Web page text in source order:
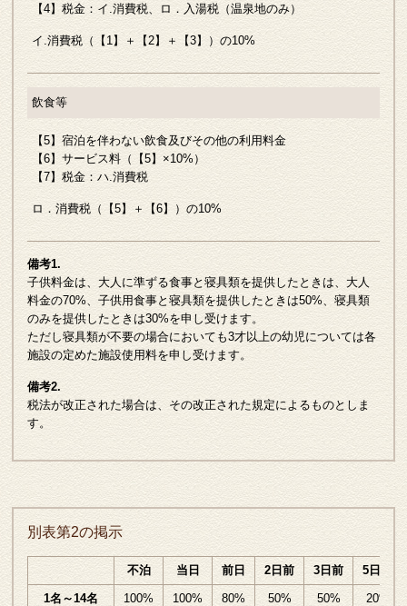
【4】税金：イ.消費税、ロ．入湯税（温泉地のみ）
イ.消費税（【1】＋【2】＋【3】）の10%
飲食等
【5】宿泊を伴わない飲食及びその他の利用料金
【6】サービス料（【5】×10%）
【7】税金：ハ.消費税
ロ．消費税（【5】＋【6】）の10%
備考1.
子供料金は、大人に準ずる食事と寝具類を提供したときは、大人
料金の70%、子供用食事と寝具類を提供したときは50%、寝具類
のみを提供したときは30%を申し受けます。
ただし寝具類が不要の場合においても3才以上の幼児については各
施設の定めた施設使用料を申し受けます。
備考2.
税法が改正された場合は、その改正された規定によるものとしま
す。
別表第2の掲示
不泊 当日 前日 2日前 3日前 5日前
1名～14名 100% 100% 80% 50% 50% 20%